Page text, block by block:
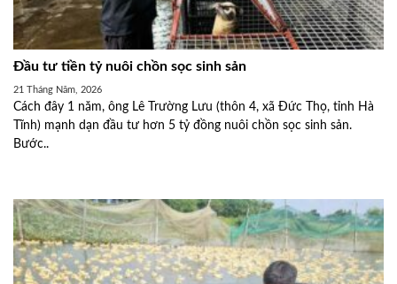
Đầu tư tiền tỷ nuôi chồn sọc sinh sản
21 Tháng Năm, 2026
Cách đây 1 năm, ông Lê Trường Lưu (thôn 4, xã Đức Thọ, tỉnh Hà
Tĩnh) mạnh dạn đầu tư hơn 5 tỷ đồng nuôi chồn sọc sinh sản.
Bước..